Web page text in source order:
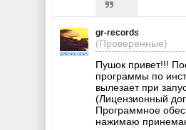
gr-records
(Проверенные)
Пушок привет!!!
программы по
вылезает при
(Лицензионный
Программное
нажимаю